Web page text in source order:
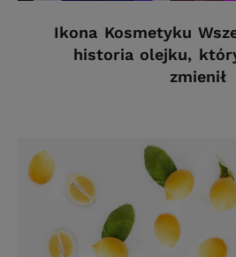
Ikona Kosmetyku
historia olejku,
zmienił